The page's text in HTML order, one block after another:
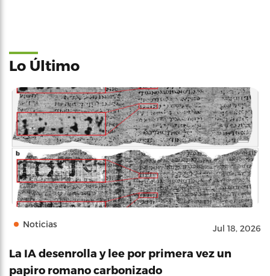
Lo Último
Noticias Jul 18, 2026
La IA desenrolla y lee por primera vez un
papiro romano carbonizado